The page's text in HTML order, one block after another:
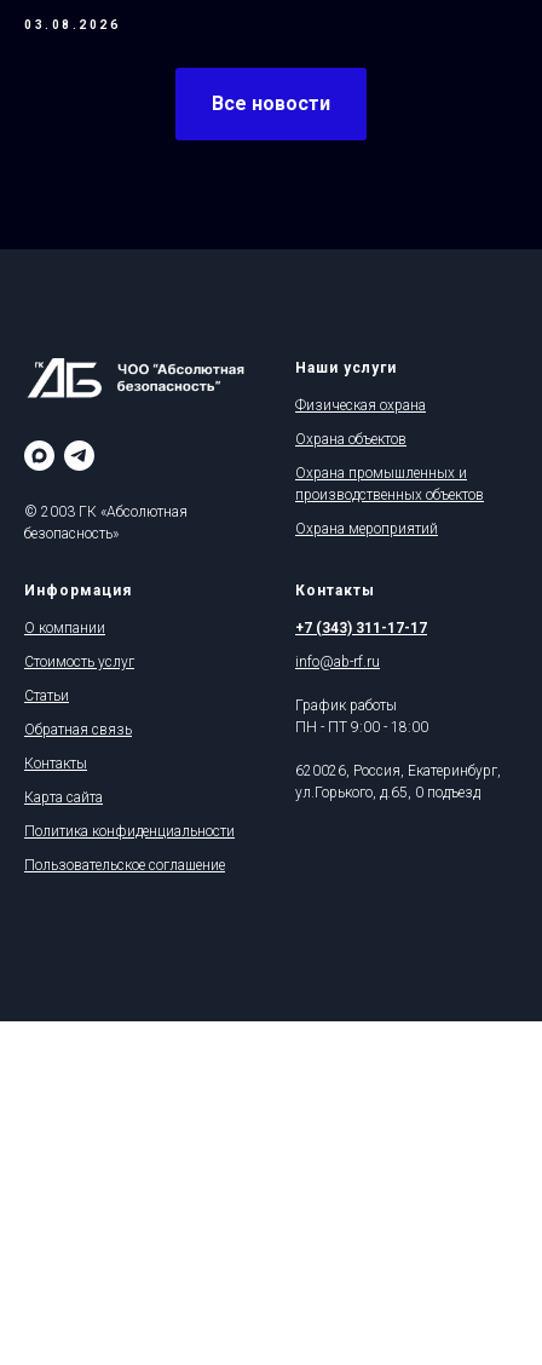
03.08.2026
Все новости
© 2003 ГК «Абсолютная
безопасность»
Наши услуги
Физическая охрана
Охрана объектов
Охрана промышленных и
производственных объектов
Охрана мероприятий
Информация
О компании
Стоимость услуг
Статьи
Обратная связь
Контакты
Карта сайта
Политика конфиденциальности
Пользовательское соглашение
Контакты
+7 (343) 311-17-17
info@ab-rf.ru
График работы
ПН - ПТ 9:00 - 18:00
620026, Россия, Екатеринбург,
ул.Горького, д.65, 0 подъезд